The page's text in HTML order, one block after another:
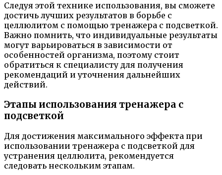
Следуя этой технике использования, вы сможете
достичь лучших результатов в борьбе с
целлюлитом с помощью тренажера с подсветкой.
Важно помнить, что индивидуальные результаты
могут варьироваться в зависимости от
особенностей организма, поэтому стоит
обратиться к специалисту для получения
рекомендаций и уточнения дальнейших
действий.
Этапы использования тренажера с
подсветкой
Для достижения максимального эффекта при
использовании тренажера с подсветкой для
устранения целлюлита, рекомендуется
следовать нескольким этапам.